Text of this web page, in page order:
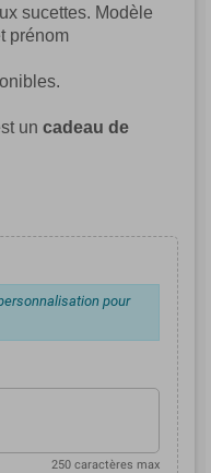
sucettes. Modèle
prénom
un cadeau de
pour
250 caractères max